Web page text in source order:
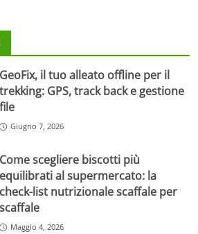
GeoFix, il tuo alleato offline per il
trekking: GPS, track back e gestione
file
Giugno 7, 2026
Come scegliere biscotti più
equilibrati al supermercato: la
check-list nutrizionale scaffale per
scaffale
Maggio 4, 2026